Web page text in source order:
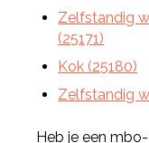
Zelfstandig
(25171)
Kok (25180)
Zelfstandig
Heb je een